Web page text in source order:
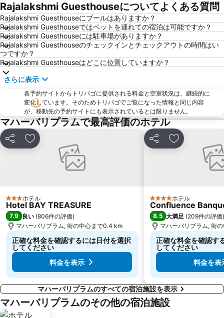
Rajalakshmi Guesthouseについてよくある質問
Rajalakshmi Guesthouseにプールはありますか？
Rajalakshmi Guesthouseではペットを連れての宿泊は可能ですか？
Rajalakshmi Guesthouseには駐車場がありますか？
Rajalakshmi Guesthouseのチェックインとチェックアウトの時間はい
つですか？
Rajalakshmi Guesthouseはどこに位置していますか？
さらに表示
各予約サイトからトリバゴに提供される料金と空室状況は、継続的に
変化しています。そのためトリバゴでご覧になった情報と同じ内容
が、移動先の予約サイトにも表示されているとは限りません。
マハーバリプラムで最高評価のホテル
シェア お気に入りに追加
3 ホテルのランク
ホテル
Hotel BAY TREASURE
7.9 良い (806件の評価)
マハーバリプラム, 街の中心まで0.4 km
正確な料金を確認するには日付を選択
してください
料金を表示
シェア お気に入りに
4 ホテルのランク
ホテル
Confluence
8.5 大満足 (209件の評価)
マハーバリプラム, 街
正確な料金を確認す
してください
料金を表
マハーバリプラムのすべての宿泊施設を表示
マハーバリプラムのその他の宿泊施設